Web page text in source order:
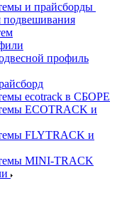
и прайсборды
подвешивания
профиль
ecotrack в СБОРЕ
ECOTRACK и
FLYTRACK и
MINI-TRACK